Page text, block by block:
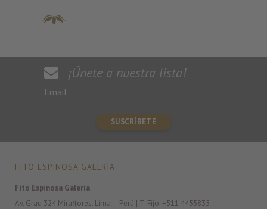
¡Únete a nuestra lista!
FITO ESPINOSA GALERÍA
Fito Espinosa Galería
Av. Grau 324 Miraflores. Lima – Perú | T. Fijo: +511 4455835